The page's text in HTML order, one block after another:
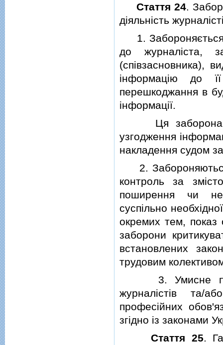
Стаття 24.
дiяльнiсть
1. Забороняється
до журналiста,
(спiвзасновника),
iнформацiю до
перешкоджання в
iнформацiї.
Ця заборона не
узгодження
накладення судом
2. Забороняються
контроль за
поширення чи
суспiльно
окремих тем,
заборони
встановлених
трудовим
3. Умисне
журналiстiв та/
професiйних
згiдно iз законами
Стаття 25.